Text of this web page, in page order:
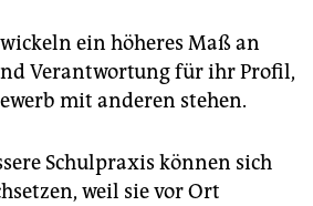
ein höheres Maß an
Verantwortung für ihr Profil,
mit anderen stehen.
Schulpraxis können sich
weil sie vor Ort